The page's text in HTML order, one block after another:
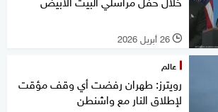
l 26 أبريل 2026
عالم
رويترز: طهران رفضت أي وقف مؤقت
لإطلاق النار مع واشنطن